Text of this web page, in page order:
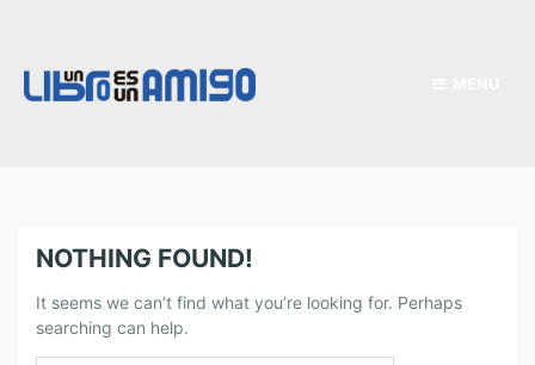
NOTHING FOUND!
It seems we can’t find what you’re looking for. Perhaps
searching can help.